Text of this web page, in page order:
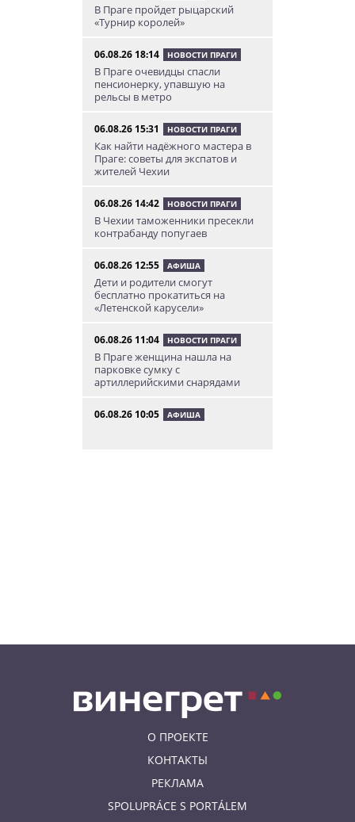
В Праге пройдет рыцарский
«Турнир королей»
06.08.26 18:14 НОВОСТИ ПРАГИ
В Праге очевидцы спасли
пенсионерку, упавшую на
рельсы в метро
06.08.26 15:31 НОВОСТИ ПРАГИ
Как найти надёжного мастера в
Праге: советы для экспатов и
жителей Чехии
06.08.26 14:42 НОВОСТИ ПРАГИ
В Чехии таможенники пресекли
контрабанду попугаев
06.08.26 12:55 АФИША
Дети и родители смогут
бесплатно прокатиться на
«Летенской карусели»
06.08.26 11:04 НОВОСТИ ПРАГИ
В Праге женщина нашла на
парковке сумку с
артиллерийскими снарядами
06.08.26 10:05 АФИША
О ПРОЕКТЕ
КОНТАКТЫ
РЕКЛАМА
SPOLUPRÁCE S PORTÁLEM